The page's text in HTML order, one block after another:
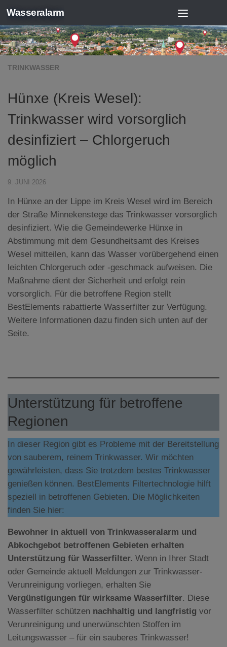
Zum Inhalt springen
Wasseralarm
TRINKWASSER
Hünxe (Kreis Wesel):
Trinkwasser wird vorsorglich
desinfiziert – Chlorgeruch
möglich
9. JUNI 2026
In Hünxe an der Lippe im Kreis Wesel wird im Bereich
der Straße Minnekenstege das Trinkwasser vorsorglich
desinfiziert. Wie die Gemeindewerke Hünxe in
Abstimmung mit dem Gesundheitsamt des Kreises
Wesel mitteilen, kann das Wasser vorübergehend einen
leichten Chlorgeruch oder -geschmack aufweisen. Die
Maßnahme dient der Sicherheit und erfolgt rein
vorsorglich. Für die betroffene Region stellt
BestElements rabattierte Wasserfilter zur Verfügung.
Weitere Informationen dazu finden sich unten auf der
Seite.
Unterstützung für betroffene
Regionen
In dieser Region gibt es Probleme mit der Bereitstellung
von sauberem, reinem Trinkwasser. Wir möchten
gewährleisten, dass Sie trotzdem bestes Trinkwasser
genießen können. BestElements Filtertechnologie hilft
speziell in betroffenen Gebieten. Die Möglichkeiten
finden Sie hier:
Bewohner in aktuell von Trinkwasseralarm und
Abkochgebot betroffenen Gebieten erhalten
Unterstützung für Wasserfilter. Wenn in Ihrer Stadt
oder Gemeinde aktuell Meldungen zur Trinkwasser-
Verunreinigung vorliegen, erhalten Sie
Vergünstigungen für wirksame Wasserfilter. Diese
Wasserfilter schützen nachhaltig und langfristig vor
Verunreinigung und unerwünschten Stoffen im
Leitungswasser – für ein sauberes Trinkwasser!